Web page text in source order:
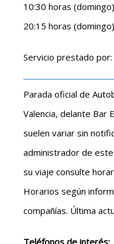
10:30 horas (domingo)
20:15 horas (domingo)
Servicio prestado por:
Parada oficial de
Valencia, delante Bar
suelen variar sin
administrador de
su viaje consulte
Horarios según
compañías. Última
Teléfonos de interés: